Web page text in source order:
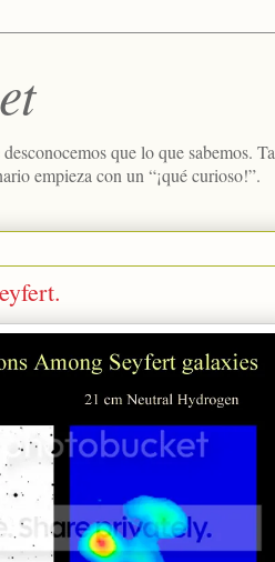
que lo que sabemos.
empieza con un “¡qué curioso!”.